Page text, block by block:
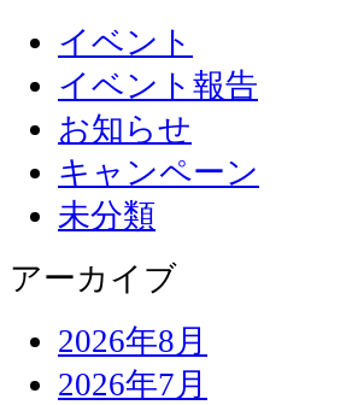
イベント
イベント報告
お知らせ
キャンペーン
未分類
アーカイブ
2026年8月
2026年7月